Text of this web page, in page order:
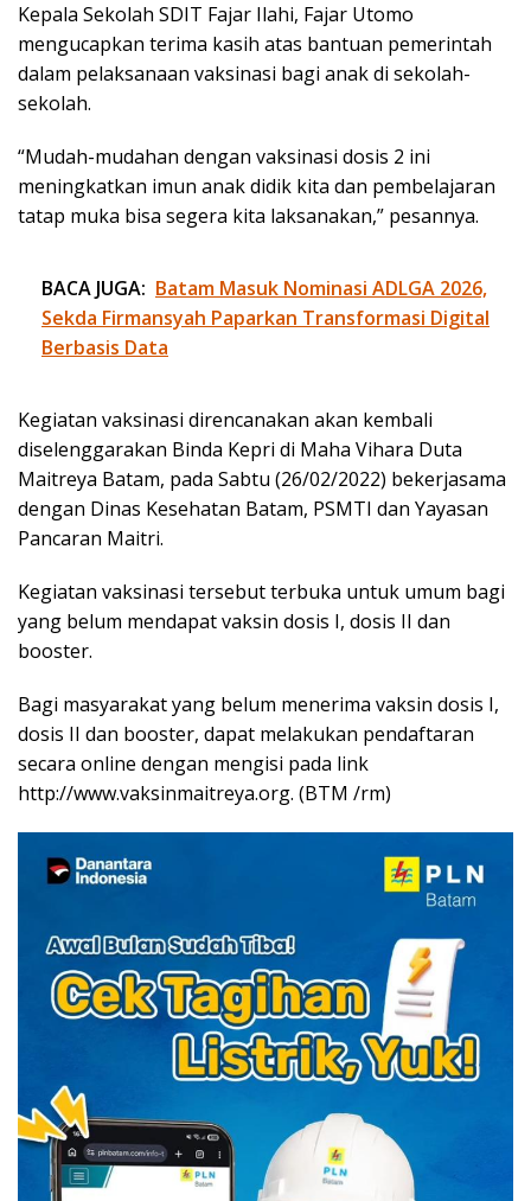
Kepala Sekolah SDIT Fajar Ilahi, Fajar Utomo
mengucapkan terima kasih atas bantuan pemerintah
dalam pelaksanaan vaksinasi bagi anak di sekolah-
sekolah.
“Mudah-mudahan dengan vaksinasi dosis 2 ini
meningkatkan imun anak didik kita dan pembelajaran
tatap muka bisa segera kita laksanakan,” pesannya.
BACA JUGA: Batam Masuk Nominasi ADLGA 2026,
Sekda Firmansyah Paparkan Transformasi Digital
Berbasis Data
Kegiatan vaksinasi direncanakan akan kembali
diselenggarakan Binda Kepri di Maha Vihara Duta
Maitreya Batam, pada Sabtu (26/02/2022) bekerjasama
dengan Dinas Kesehatan Batam, PSMTI dan Yayasan
Pancaran Maitri.
Kegiatan vaksinasi tersebut terbuka untuk umum bagi
yang belum mendapat vaksin dosis I, dosis II dan
booster.
Bagi masyarakat yang belum menerima vaksin dosis I,
dosis II dan booster, dapat melakukan pendaftaran
secara online dengan mengisi pada link
http://www.vaksinmaitreya.org. (BTM /rm)